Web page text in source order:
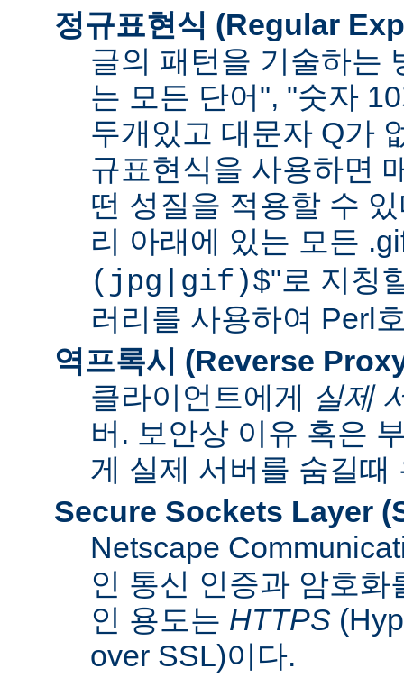
정규표현식 (Regular
글의 패턴을 기술하는
는 모든 단어", "숫자
두개있고 대문자 Q가
규표현식을 사용하면
떤 성질을 적용할 수
리 아래에 있는 모든
(jpg|gif)$"로 지칭
러리를 사용하여 Perl
역프록시 (Reverse
클라이언트에게 실제
버. 보안상 이유 혹은
게 실제 서버를 숨길때
Secure Sockets Layer
Netscape
인 통신 인증과 암호
인 용도는 HTTPS
over SSL)이다.